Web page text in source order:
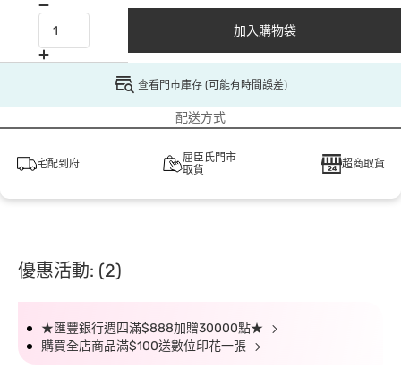
加入購物袋
查看門市庫存 (可能有時間誤差)
配送方式
宅配到府
屈臣氏門市
取貨
超商取貨
優惠活動: (2)
★匯豐銀行週四滿$888加贈30000點★
購買全店商品滿$100送數位印花一張